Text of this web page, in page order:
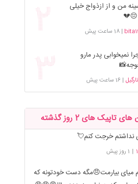
من و از ازذواج خیلی
😔💔
|18 ساعت پیش
نمیخوابی پدر مارو
| 16 ساعت پیش
تاپیک های 2 روز گذشته
نداشتم خرجت کنم💘
| 1 روز پیش
بیارمت😠مگه دست خودتونه که